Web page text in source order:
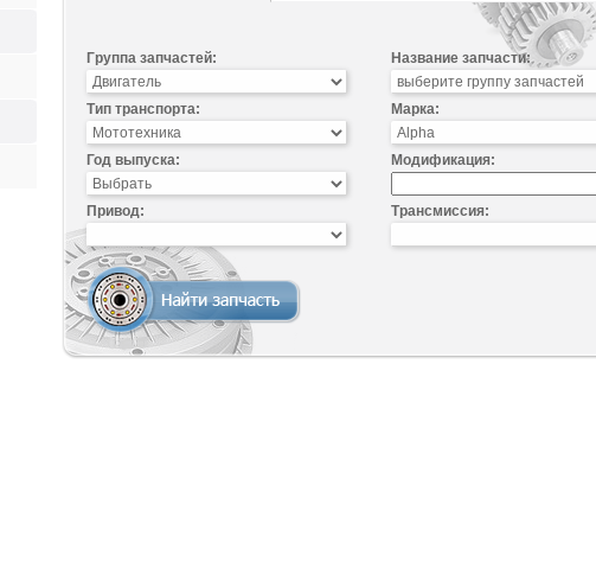
Группа запчастей: Название запчасти:
Тип транспорта: Марка:
Год выпуска: Модификация:
Привод: Трансмиссия: